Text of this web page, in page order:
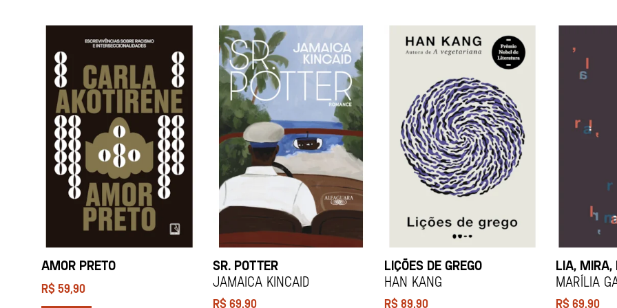
AMOR PRETO
R$59,90
SR. POTTER
Jamaica Kincaid
R$69,90
LIÇÕES DE GREGO
HAN KANG
R$89,90
LIA, MIRA,
Marília
R$69,90